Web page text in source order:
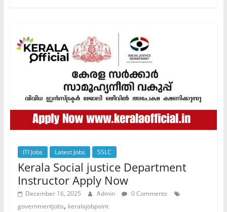
ITI Jobs Latest Jobs SSLC
Kerala Social justice Department
Instructor Apply Now
December 16, 2025 Admin
0 Comments
governmentjobs, keralajobpoint